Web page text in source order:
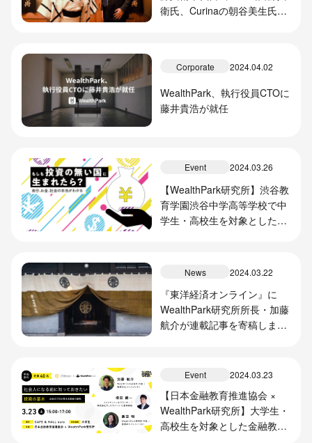
衛氏、Curinaの朝谷美生氏と
Corporate 2024.04.02
WealthPark、執行役員CTOに
藤井貴浩が就任
Event 2024.03.26
【WealthPark研究所】渋谷教
育学園渋谷中学高等学校で中
学生・高校生を対象とした2
News 2024.03.22
『東洋経済オンライン』に
WealthPark研究所所長・加藤
航介が連載記事を寄稿しまし
Event 2024.03.23
【日本金融教育推進協会 ×
WealthPark研究所】大学生・
高校生を対象とした金融教育